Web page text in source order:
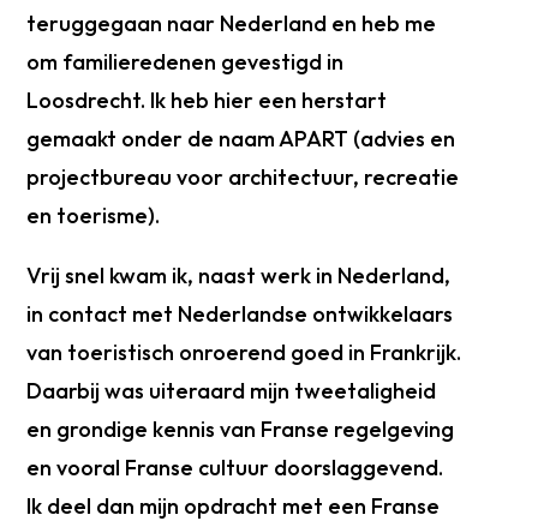
teruggegaan naar Nederland en heb me
om familieredenen gevestigd in
Loosdrecht. Ik heb hier een herstart
gemaakt onder de naam APART (advies en
projectbureau voor architectuur, recreatie
en toerisme).
Vrij snel kwam ik, naast werk in Nederland,
in contact met Nederlandse ontwikkelaars
van toeristisch onroerend goed in Frankrijk.
Daarbij was uiteraard mijn tweetaligheid
en grondige kennis van Franse regelgeving
en vooral Franse cultuur doorslaggevend.
Ik deel dan mijn opdracht met een Franse